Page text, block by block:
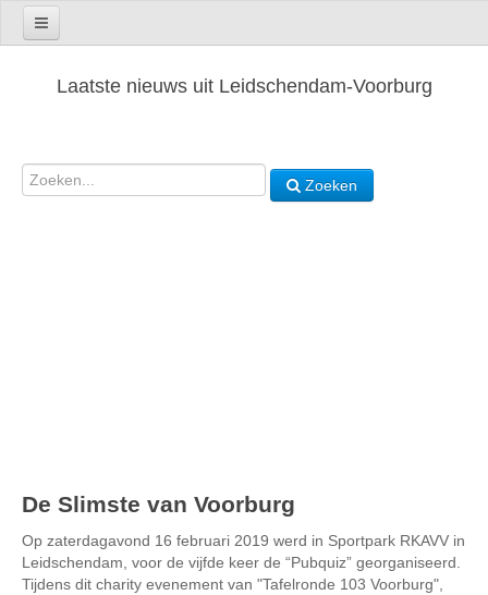
Laatste nieuws uit Leidschendam-Voorburg
Zoeken
De Slimste van Voorburg
Op zaterdagavond 16 februari 2019 werd in Sportpark RKAVV in
Leidschendam, voor de vijfde keer de “Pubquiz” georganiseerd.
Tijdens dit charity evenement van "Tafelronde 103 Voorburg",